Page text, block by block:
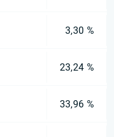
3,30 %
23,24 %
33,96 %